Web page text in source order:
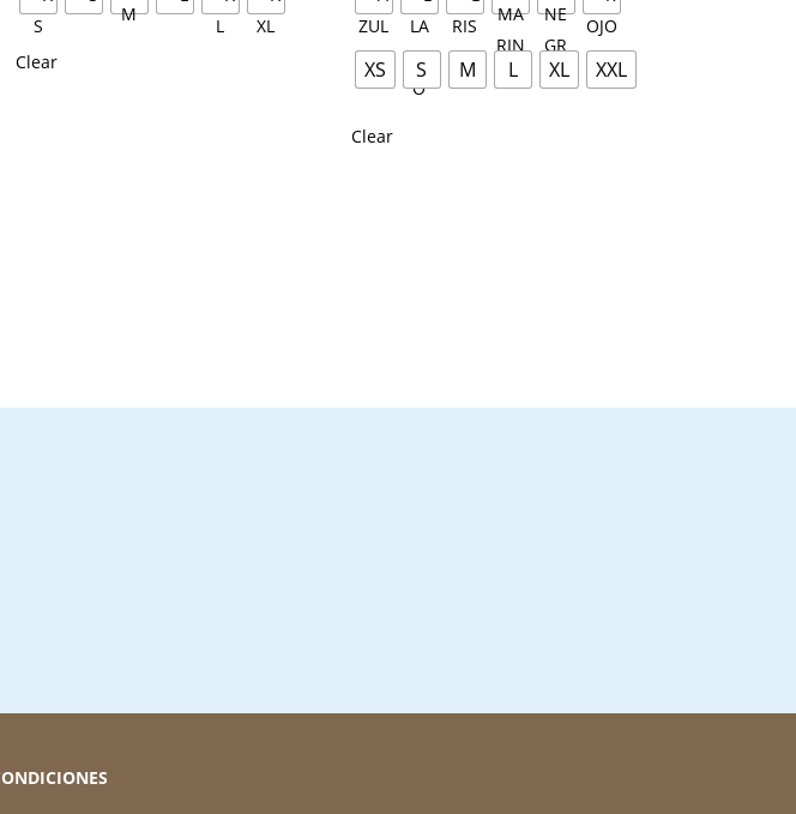
Clear XS S M L XL XXL
Clear